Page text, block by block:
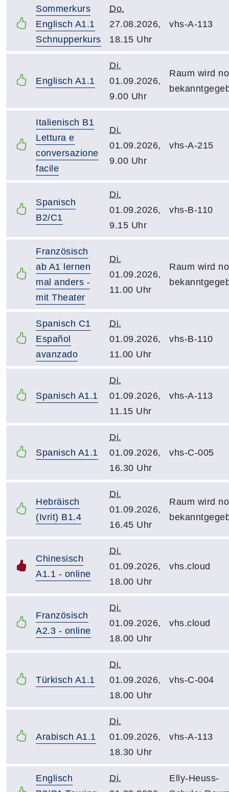
Sommerkurs
Englisch A1.1
Schnupperkurs
Do.
27.08.2026,
18.15 Uhr
vhs-A-113
Englisch A1.1
Di.
01.09.2026,
9.00 Uhr
Raum wird
Italienisch B1
Lettura e
conversazione
facile
Di.
01.09.2026,
9.00 Uhr
vhs-A-215
Spanisch
B2/C1
Di.
01.09.2026,
9.15 Uhr
vhs-B-110
Französisch
ab A1 lernen
mal anders -
mit Theater
Di.
01.09.2026,
11.00 Uhr
Raum wird
Spanisch C1
Español
avanzado
Di.
01.09.2026,
11.00 Uhr
vhs-B-110
Spanisch A1.1
Di.
01.09.2026,
11.15 Uhr
vhs-A-113
Spanisch A1.1
Di.
01.09.2026,
16.30 Uhr
vhs-C-005
Hebräisch
(Ivrit) B1.4
Di.
01.09.2026,
16.45 Uhr
Raum wird
Chinesisch
A1.1 - online
Di.
01.09.2026,
18.00 Uhr
vhs.cloud
Französisch
A2.3 - online
Di.
01.09.2026,
18.00 Uhr
vhs.cloud
Türkisch A1.1
Di.
01.09.2026,
18.00 Uhr
vhs-C-004
Arabisch A1.1
Di.
01.09.2026,
18.30 Uhr
vhs-A-113
Englisch
Di.
Elly-Heuss-